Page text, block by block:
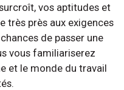
vos aptitudes et
très près aux exigences
de passer une
vous familiariserez
et le monde du travail